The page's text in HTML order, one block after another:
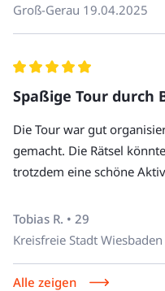
Hunde sind nur bei
Wenn Sie Fragen
Groß-Gerau 19.04.2025
Spaßige Tour durch
Die Tour war gut
gemacht. Die Rätsel
trotzdem eine schöne
Tobias R. • 29
Kreisfreie Stadt Wiesbaden
Alle zeigen